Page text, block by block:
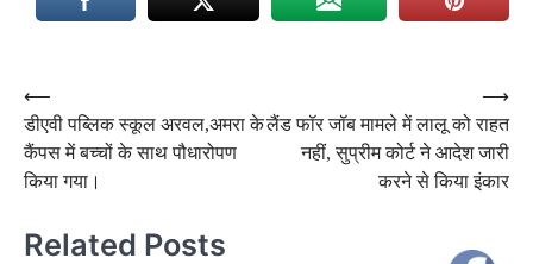
Post
navigation
⟵
डीएवी पब्लिक स्कूल अरवल,अमरा के
कैंपस में बच्चों के साथ पौधारोपण
किया गया।
लैंड फॉर जॉब मामले में लालू को राहत
नहीं, सुप्रीम कोर्ट ने आदेश जारी
करने से किया इंकार
⟶
Related Posts